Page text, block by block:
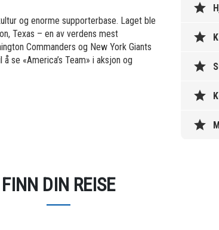
og enorme supporterbase. Laget ble
Texas – en av verdens mest
Commanders og New York Giants
se «America’s Team» i aksjon og
star
star
star
star
star